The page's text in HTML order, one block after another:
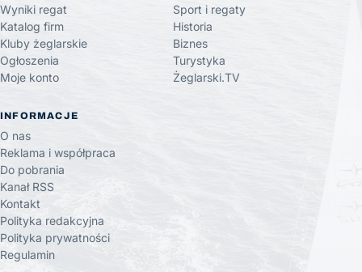
Wyniki regat
Katalog firm
Kluby żeglarskie
Ogłoszenia
Moje konto
Sport i regaty
Historia
Biznes
Turystyka
Żeglarski.TV
INFORMACJE
O nas
Reklama i współpraca
Do pobrania
Kanał RSS
Kontakt
Polityka redakcyjna
Polityka prywatności
Regulamin